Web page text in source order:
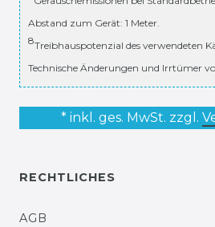
Abstand zum Gerät: 1 Meter.
8Treibhauspotenzial des verwendeten
Technische Änderungen und Irrtümer
* inkl. ges. MwSt. zzgl.
RECHTLICHES
AGB